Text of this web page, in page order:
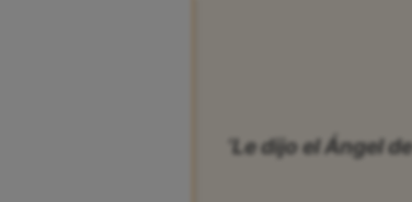
‘Le dijo el Ángel